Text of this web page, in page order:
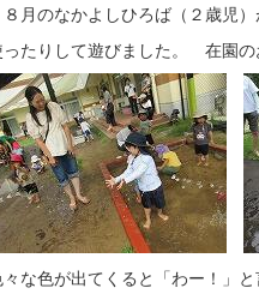
月のなかよしひろば（２歳児
たりして遊びました。 在園の
な色が出てくると「わー！」